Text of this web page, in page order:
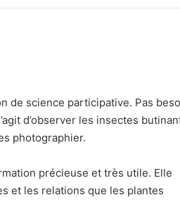
de science participative. Pas
d’observer les insectes
photographier.
précieuse et très utile. Elle
et les relations que les plantes